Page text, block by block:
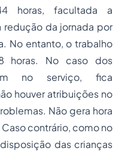
horas, facultada a
da jornada por
No entanto, o trabalho
horas. No caso dos
no serviço, fica
houver atribuições no
Não gera hora
contrário, como no
das crianças